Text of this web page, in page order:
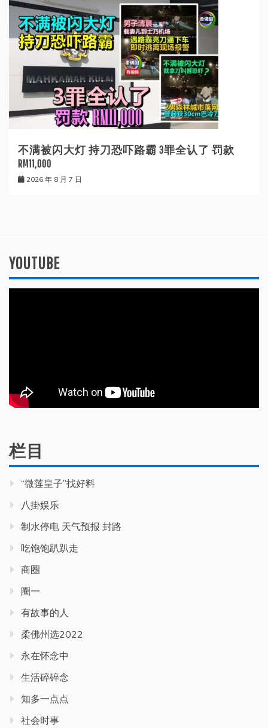
不满被闪大灯 持刀恐吓路霸 3罪全认了 罚款
RM11,000
2026 年 8 月 7 日
YOUTUBE
栏目
“微莲皇子”找好料
八掛娱乐
制水停电 天气预报 封路
吃饱饱趴趴走
商圈
圈一
有故事的人
柔佛州选2022
永在怀念中
生活碎碎念
知多一点点
社会时事